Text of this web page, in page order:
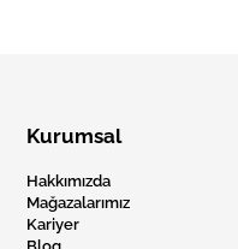
Kurumsal
Hakkımızda
Mağazalarımız
Kariyer